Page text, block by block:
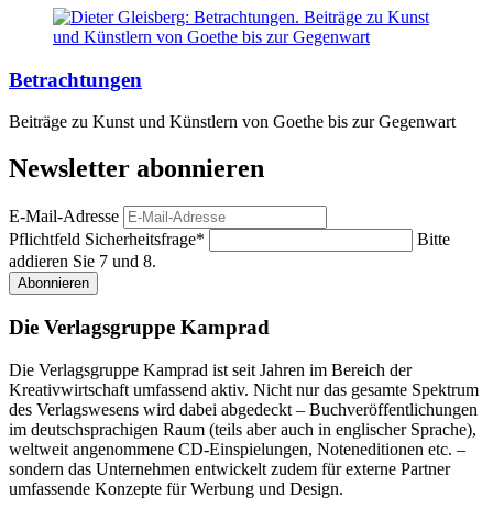
Betrachtungen
Beiträge zu Kunst und Künstlern von Goethe bis zur Gegenwart
Newsletter abonnieren
E-Mail-Adresse
Pflichtfeld Sicherheitsfrage*
Bitte
addieren Sie 7 und 8.
Abonnieren
Die Verlagsgruppe Kamprad
Die Verlagsgruppe Kamprad ist seit Jahren im Bereich der
Kreativwirtschaft umfassend aktiv. Nicht nur das gesamte Spektrum
des Verlagswesens wird dabei abgedeckt – Buchveröffentlichungen
im deutschsprachigen Raum (teils aber auch in englischer Sprache),
weltweit angenommene CD-Einspielungen, Noteneditionen etc. –
sondern das Unternehmen entwickelt zudem für externe Partner
umfassende Konzepte für Werbung und Design.